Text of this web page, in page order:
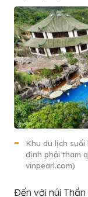
Khu du lịch
định phải tham
vinpearl.com)
Đến với núi